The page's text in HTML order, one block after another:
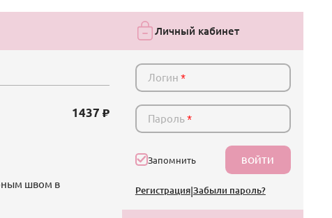
швом в
1437
Личный кабинет
Логин*
Пароль*
Запомнить ВОЙТИ
Регистрация|Забыли пароль?